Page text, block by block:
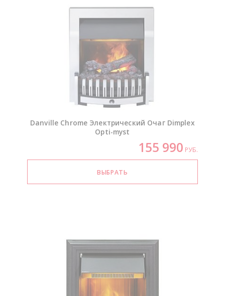
Danville Chrome Электрический Очаг Dimplex
Opti-myst
155 990 РУБ.